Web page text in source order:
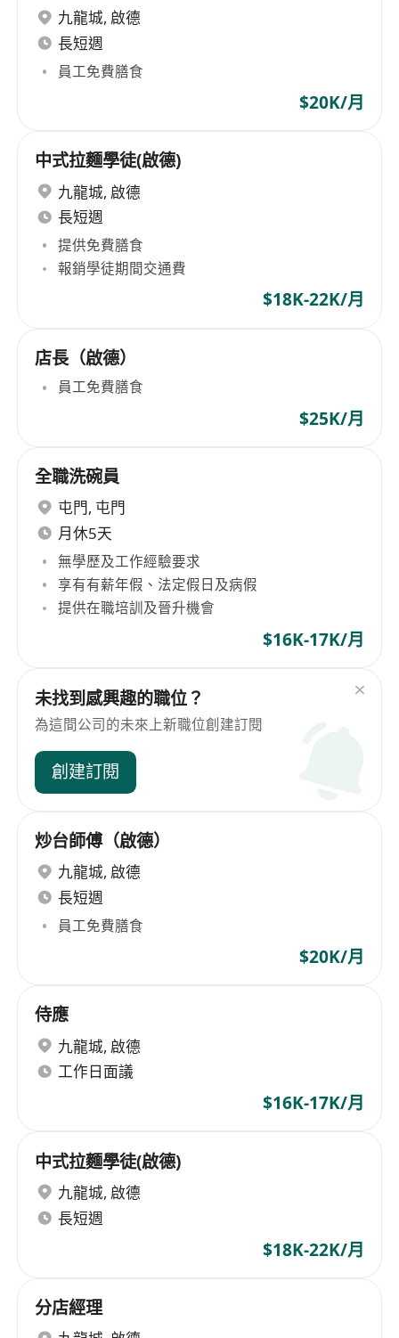
九龍城, 啟德
長短週
員工免費膳食
$20K/月
中式拉麵學徒(啟德)
九龍城, 啟德
長短週
提供免費膳食
報銷學徒期間交通費
$18K-22K/月
店長（啟德）
員工免費膳食
$25K/月
全職洗碗員
屯門, 屯門
月休5天
無學歷及工作經驗要求
享有有薪年假、法定假日及病假
提供在職培訓及晉升機會
$16K-17K/月
未找到感興趣的職位？
為這間公司的未來上新職位創建訂閱
創建訂閱
炒台師傅（啟德）
九龍城, 啟德
長短週
員工免費膳食
$20K/月
侍應
九龍城, 啟德
工作日面議
$16K-17K/月
中式拉麵學徒(啟德)
九龍城, 啟德
長短週
$18K-22K/月
分店經理